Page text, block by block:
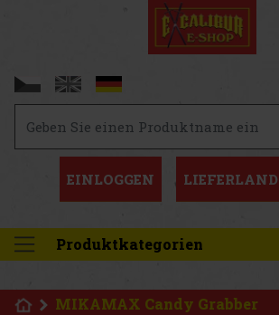
EINLOGGEN LIEFERLAND
Produktkategorien
MIKAMAX Candy Grabber